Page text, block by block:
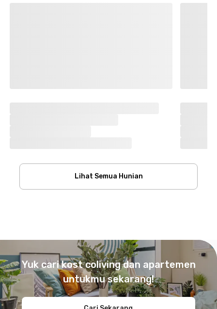
Lihat Semua Hunian
Yuk cari kost coliving dan apartemen
untukmu sekarang!